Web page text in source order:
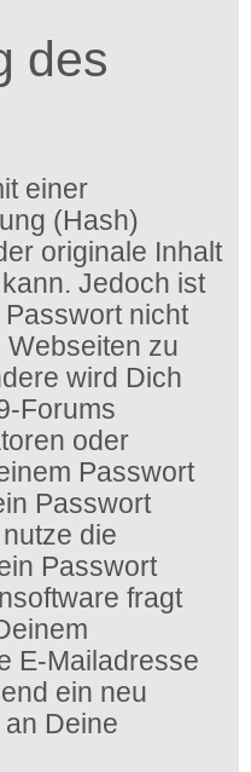
des
einer
(Hash)
originale Inhalt
Jedoch ist
nicht
Webseiten zu
wird Dich
Forums
oder
Passwort
Passwort
die
Passwort
fragt
E-Mailadresse
ein neu
Deine